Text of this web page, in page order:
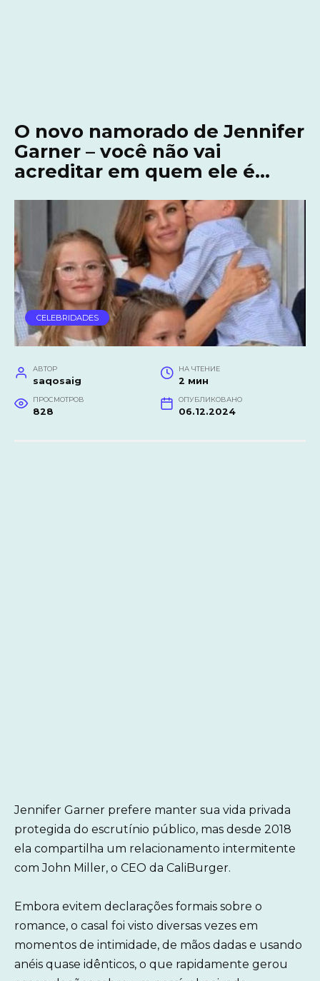
O novo namorado de Jennifer
Garner – você não vai
acreditar em quem ele é…
CELEBRIDADES
АВТОР
saqosaig
НА ЧТЕНИЕ
2 мин
ПРОСМОТРОВ
828
ОПУБЛИКОВАНО
06.12.2024
Jennifer Garner prefere manter sua vida privada
protegida do escrutínio público, mas desde 2018
ela compartilha um relacionamento intermitente
com John Miller, o CEO da CaliBurger.
Embora evitem declarações formais sobre o
romance, o casal foi visto diversas vezes em
momentos de intimidade, de mãos dadas e usando
anéis quase idênticos, o que rapidamente gerou